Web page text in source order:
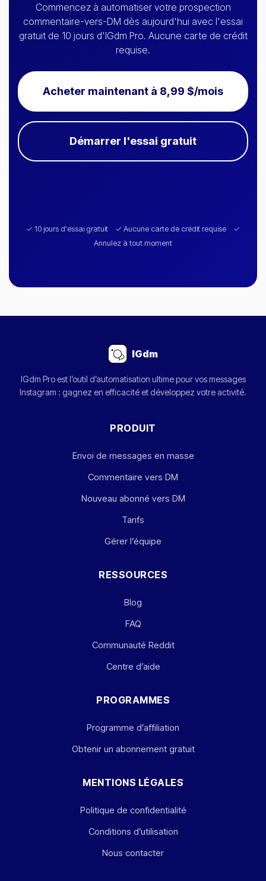
Commencez à automatiser votre prospection
commentaire-vers-DM dès aujourd'hui avec l'essai
gratuit de 10 jours d'IGdm Pro. Aucune carte de crédit
requise.
Acheter maintenant à 8,99 $/mois
Démarrer l'essai gratuit
✓ 10 jours d'essai gratuit ✓ Aucune carte de crédit requise ✓
Annulez à tout moment
IGdm
IGdm Pro est l’outil d’automatisation ultime pour vos messages
Instagram : gagnez en efficacité et développez votre activité.
PRODUIT
Envoi de messages en masse
Commentaire vers DM
Nouveau abonné vers DM
Tarifs
Gérer l’équipe
RESSOURCES
Blog
FAQ
Communauté Reddit
Centre d’aide
PROGRAMMES
Programme d’affiliation
Obtenir un abonnement gratuit
MENTIONS LÉGALES
Politique de confidentialité
Conditions d’utilisation
Nous contacter